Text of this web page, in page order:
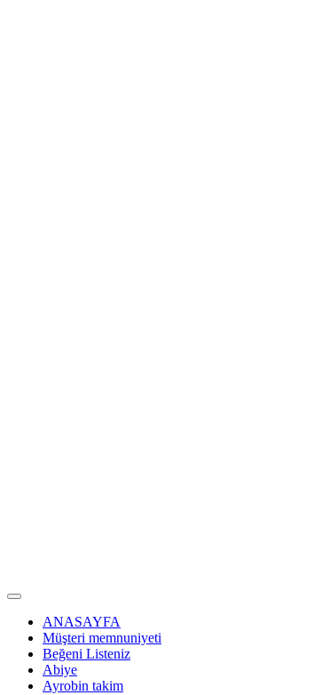
ANASAYFA
Müşteri memnuniyeti
Beğeni Listeniz
Abiye
Ayrobin takim